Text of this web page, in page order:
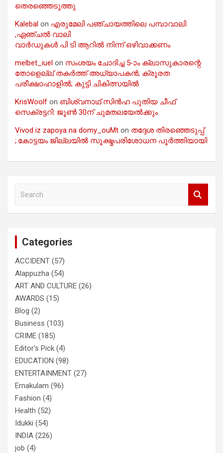
തെരഞ്ഞെടുത്തു
Kalebal on എരുമേലി പഞ്ചായത്തിലെ പമ്പാവാലി
,ഏഞ്ചൽ വാലി
വാർഡുകൾ പി ടി ആറിൽ നിന്ന് ഒഴിവാക്കണം
melbet_iuel on സംശയം ചോദിച്ച 5-ാം ക്ലാസുകാരന്റെ
തോളെല്ല് തകർത്ത് അധ്യാപകൻ; ക്രൂരത
പരീക്ഷാഹാളിൽ; കുട്ടി ചികിത്സയിൽ
KrisWoolf on ബിശ്വനാഥ് സിൻഹ പുതിയ ചീഫ്
സെക്രട്ടറി: ജൂൺ 30ന് ചുമതലയേൽക്കും
Vivod iz zapoya na domy_ouMt on തദ്ദേശ തിരഞ്ഞെടുപ്പ്
;.കോട്ടയം ജില്ലയിൽ സൂക്ഷ്മപരിശോധന പൂർത്തിയായി
Categories
ACCIDENT (57)
Alappuzha (54)
ART AND CULTURE (26)
AWARDS (15)
Blog (2)
Business (103)
CRIME (185)
Editor's Pick (4)
EDUCATION (98)
ENTERTAINMENT (27)
Ernakulam (96)
Fashion (4)
Health (52)
Idukki (54)
INDIA (226)
job (4)